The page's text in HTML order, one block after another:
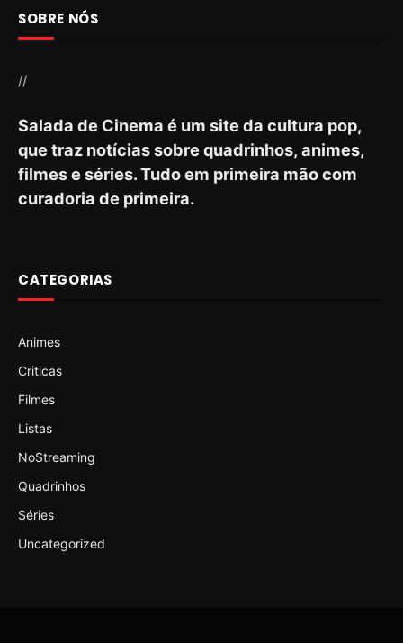
SOBRE NÓS
//
Salada de Cinema é um site da cultura pop,
que traz notícias sobre quadrinhos, animes,
filmes e séries. Tudo em primeira mão com
curadoria de primeira.
CATEGORIAS
Animes
Criticas
Filmes
Listas
NoStreaming
Quadrinhos
Séries
Uncategorized